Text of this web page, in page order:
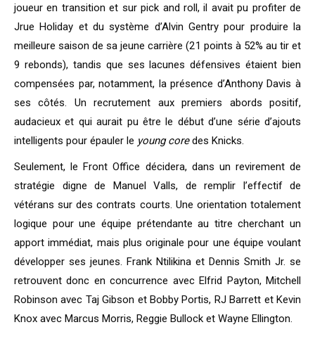
joueur en transition et sur pick and roll, il avait pu profiter de
Jrue Holiday et du système d’Alvin Gentry pour produire la
meilleure saison de sa jeune carrière (21 points à 52% au tir et
9 rebonds), tandis que ses lacunes défensives étaient bien
compensées par, notamment, la présence d’Anthony Davis à
ses côtés. Un recrutement aux premiers abords positif,
audacieux et qui aurait pu être le début d’une série d’ajouts
intelligents pour épauler le young coredes Knicks.
Seulement, le Front Office décidera, dans un revirement de
stratégie digne de Manuel Valls, de remplir l’effectif de
vétérans sur des contrats courts. Une orientation totalement
logique pour une équipe prétendante au titre cherchant un
apport immédiat, mais plus originale pour une équipe voulant
développer ses jeunes. Frank Ntilikina et Dennis Smith Jr. se
retrouvent donc en concurrence avec Elfrid Payton, Mitchell
Robinson avec Taj Gibson et Bobby Portis, RJ Barrett et Kevin
Knox avec Marcus Morris, Reggie Bullock et Wayne Ellington.